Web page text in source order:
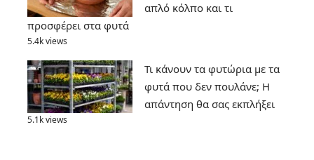
απλό κόλπο και τι
προσφέρει στα φυτά
5.4k views
Τι κάνουν τα φυτώρια με τα
φυτά που δεν πουλάνε; Η
απάντηση θα σας εκπλήξει
5.1k views